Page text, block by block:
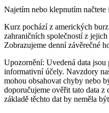
Najetím nebo klepnutím
Kurz pochází z amerických
zahraničních společností z
Zobrazujeme denní závěrečné
Upozornění: Uvedená data
informativní účely. Navzdory
mohou obsahovat chyby nebo
doporučujeme ověřit tato data
základě těchto dat by neměla